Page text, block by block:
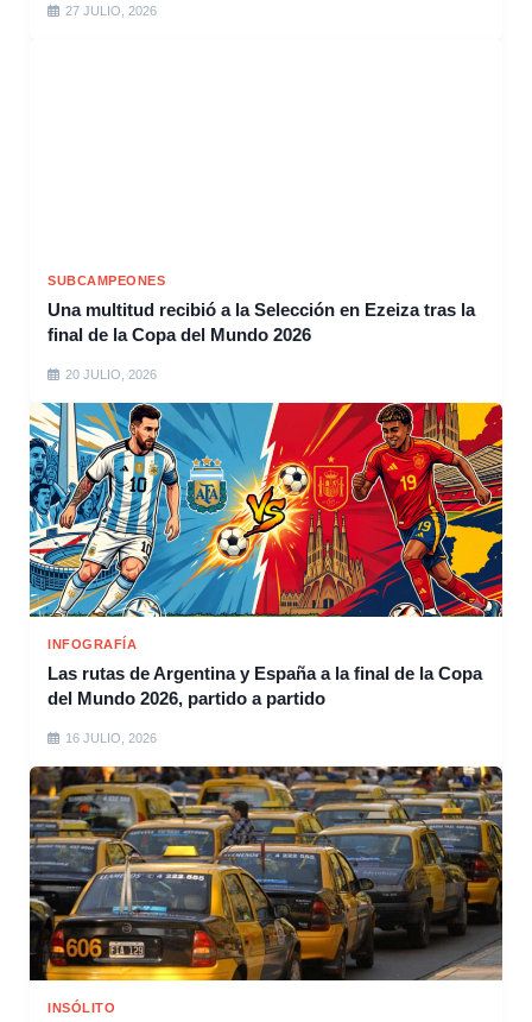
27 JULIO, 2026
SUBCAMPEONES
Una multitud recibió a la Selección en Ezeiza tras la
final de la Copa del Mundo 2026
20 JULIO, 2026
INFOGRAFÍA
Las rutas de Argentina y España a la final de la Copa
del Mundo 2026, partido a partido
16 JULIO, 2026
INSÓLITO